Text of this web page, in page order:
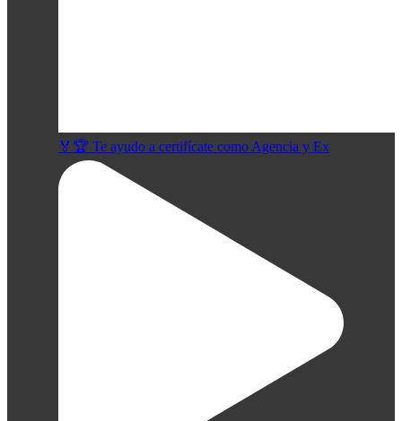
🏅🏆 Te ayudo a certifícate como Agencia y Ex